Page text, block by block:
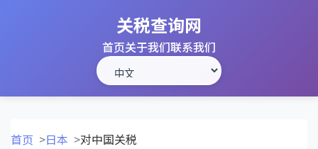
关税查询网
首页关于我们联系我们
首页 日本 对中国关税